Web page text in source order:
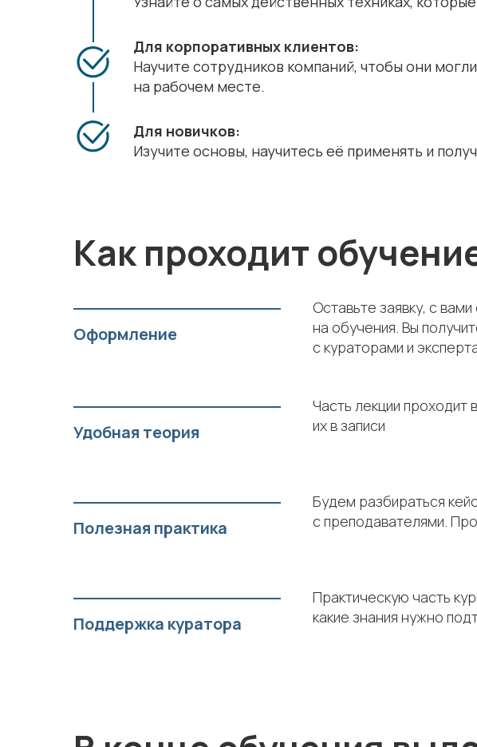
Для корпоративных клиентов:
Научите сотрудников компаний, чтобы они
на рабочем месте.
Для новичков:
Изучите основы, научитесь её применять и
Как проходит
Оформление
Оставьте заявку, с
на обучения. Вы
с кураторами и
Удобная теория
Часть лекции
их в записи
Полезная практика
Будем разбираться
с преподавателями.
Поддержка куратора
Практическую часть
какие знания нужно